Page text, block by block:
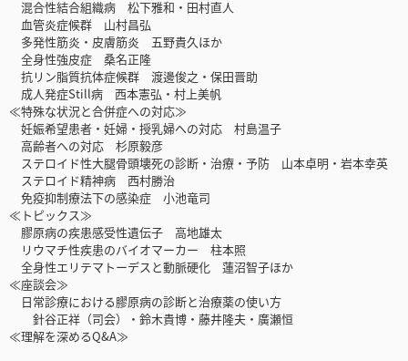
混合性結合組織病 松下雅和・田村直人
血管炎症候群 山村昌弘
多発性筋炎・皮膚筋炎 五野貴久ほか
全身性強皮症 桑名正隆
抗リン脂質抗体症候群 渡邊俊之・保田晋助
成人発症Still病 西本憲弘・村上美帆
≪特殊な状況と合併症への対応≫
妊娠希望患者・妊婦・授乳婦への対応 村島温子
高齢者への対応 杉原毅彦
ステロイド性大腿骨頭壊死の診断・治療・予防 山本卓明・岩本幸英
ステロイド精神病 西村勝治
免疫抑制療法下の感染症 小池竜司
≪トピックス≫
膠原病の疾患感受性遺伝子 高地雄太
リウマチ性疾患のバイオマーカー 柱本照
全身性エリテマトーデスと動脈硬化 蓮沼智子ほか
≪座談会≫
日常診療における膠原病の診断と治療薬の使い方
針谷正祥（司会）・鈴木貴博・藤井隆夫・廣瀬恒
≪理解を深めるQ&A≫